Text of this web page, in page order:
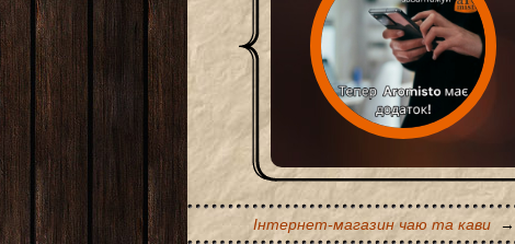
Інтернет-магазин чаю та кави →